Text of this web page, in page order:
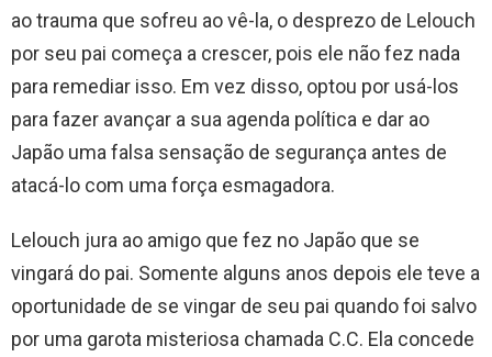
ao trauma que sofreu ao vê-la, o desprezo de Lelouch
por seu pai começa a crescer, pois ele não fez nada
para remediar isso. Em vez disso, optou por usá-los
para fazer avançar a sua agenda política e dar ao
Japão uma falsa sensação de segurança antes de
atacá-lo com uma força esmagadora.
Lelouch jura ao amigo que fez no Japão que se
vingará do pai. Somente alguns anos depois ele teve a
oportunidade de se vingar de seu pai quando foi salvo
por uma garota misteriosa chamada C.C. Ela concede